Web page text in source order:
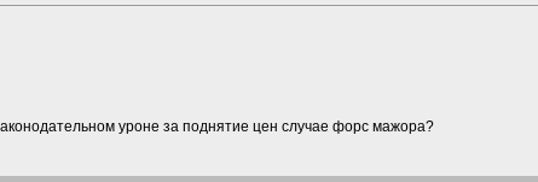
уроне за поднятие цен случае форс мажора?